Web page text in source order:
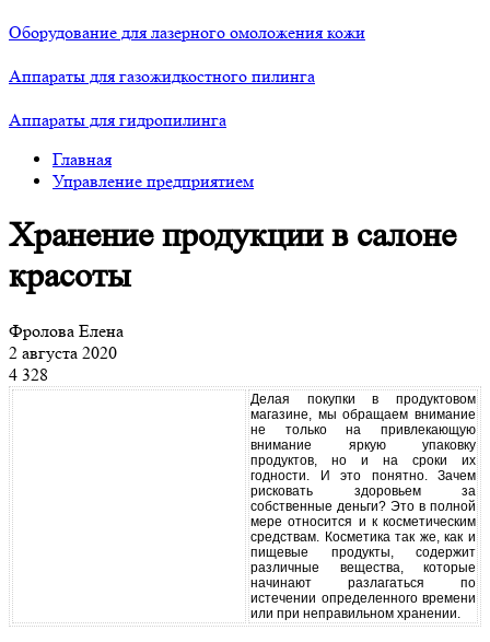
Оборудование для лазерного омоложения кожи
Аппараты для газожидкостного пилинга
Аппараты для гидропилинга
Главная
Управление предприятием
Хранение продукции в салоне
красоты
Фролова Елена
2 августа 2020
4 328
Делая покупки в продуктовом
магазине, мы обращаем внимание
не только на привлекающую
внимание яркую упаковку
продуктов, но и на сроки их
годности. И это понятно. Зачем
рисковать здоровьем за
собственные деньги? Это в полной
мере относится и к косметическим
средствам. Косметика так же, как и
пищевые продукты, содержит
различные вещества, которые
начинают разлагаться по
истечении определенного времени
или при неправильном хранении.